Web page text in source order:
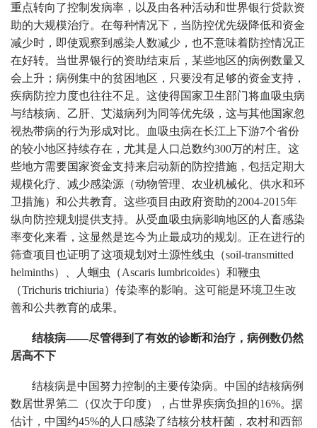
重点转向了控制发病率，以及由各种活动和世界银行贷款资
助的大规模治疗。在每种情况下，当防控优先级降低和资金
减少时，即使观察到感染人数减少，也不意味着防控情况正
在好转。当世界银行的资助结束后，某些地区的病例数量又
会上升；病例集中的贫困地区，只要没有足够的资金支持，
疾病防控力度也往往不足。这使得国家卫生部门将血吸虫病
与结核病、乙肝、艾滋病列为同等优先级，这与其他国家忽
视热带病的行为形成对比。血吸虫病在长江上下游7个省份
的较小地区持续存在，尤其是人口总数约300万的村庄。这
些地方需要国家资金支持来启动新的防控措施，包括定期大
规模化疗、减少感染源（动物管理、农业机械化、供水和环
卫措施）和公共教育。这些项目由政府资助的2004-2015年
纵向防控规划提供支持。从受血吸虫病影响地区的人畜感染
率变化来看，这显然是迄今为止最成功的规划。正在进行的
筛查项目也证明了这项规划对土源性线虫（soil-transmitted
helminths）、人蛔虫（Ascaris lumbricoides）和鞭虫
（Trichuris trichiuria）传染率的影响。这可能是环境卫生改
善和公共教育的成果。
结核病——尽管得到了有效的诊断和治疗，病例数仍然
居高不下
结核病是中国努力控制的主要传染病。中国的结核病例
数居世界第二（仅次于印度），占世界疾病负担的16%。据
估计，中国约45%的人口感染了结核分枝杆菌，农村和西部